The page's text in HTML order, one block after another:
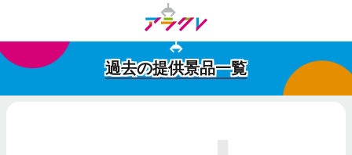
過去の提供景品一覧